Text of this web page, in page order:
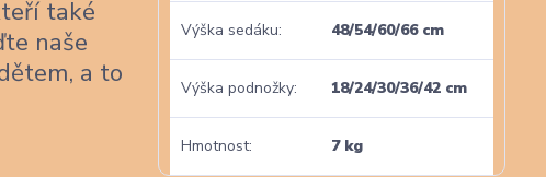
také
naše
a to
Výška sedáku 48/54/60/66 cm
Výška podnožky 18/24/30/36/42 cm
Hmotnost 7 kg